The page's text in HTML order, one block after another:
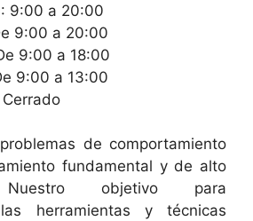
: 9:00 a 20:00
9:00 a 20:00
9:00 a 18:00
9:00 a 13:00
Cerrado
de comportamiento
fundamental y de alto
Nuestro objetivo para
herramientas y técnicas